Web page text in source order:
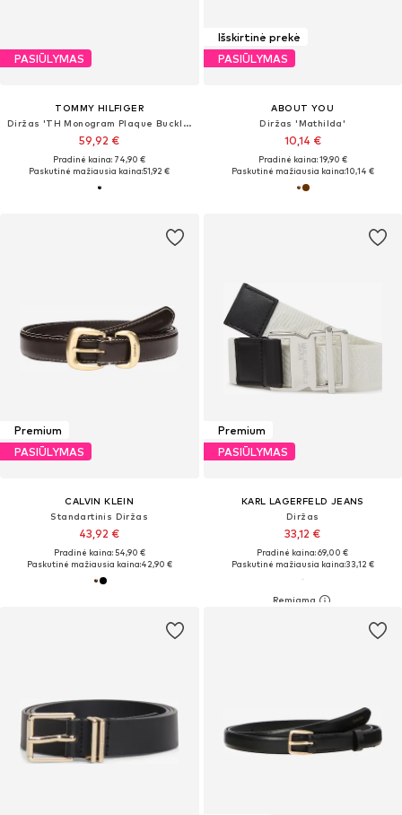
PASIŪLYMAS
TOMMY HILFIGER
Diržas 'TH Monogram Plaque Buckle Reversible'
59,92 €
Pradinė kaina: 74,90 €
Paskutinė mažiausia kaina:51,92 €
Išskirtinė prekė
PASIŪLYMAS
ABOUT YOU
Diržas 'Mathilda'
10,14 €
Pradinė kaina: 19,90 €
Paskutinė mažiausia kaina:10,14 €
Premium
PASIŪLYMAS
CALVIN KLEIN
Standartinis Diržas
43,92 €
Pradinė kaina: 54,90 €
Paskutinė mažiausia kaina:42,90 €
Premium
PASIŪLYMAS
KARL LAGERFELD JEANS
Diržas
33,12 €
Pradinė kaina: 69,00 €
Paskutinė mažiausia kaina:33,12 €